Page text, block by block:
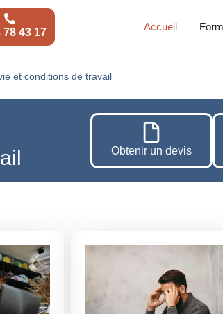
78 43 17 Accueil
et conditions de travail
Obtenir un devis